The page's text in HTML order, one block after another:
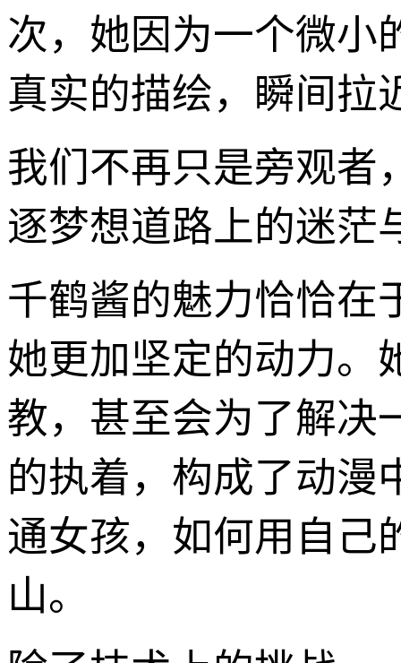
次，她因为一个微小
真实的描绘，瞬间拉
我们不再只是旁观者
逐梦想道路上的迷茫
千鹤酱的魅力恰恰在
她更加坚定的动力。
教，甚至会为了解决
的执着，构成了动漫
通女孩，如何用自己
山。